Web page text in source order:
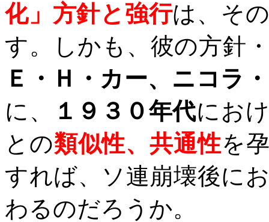
化」方針と強行は、そ
す。しかも、彼の方針
Ｅ・Ｈ・カー、ニコラ
に、
１９３０年代にお
との類似性、共通性を
すれば、ソ連崩壊後に
わるのだろうか。